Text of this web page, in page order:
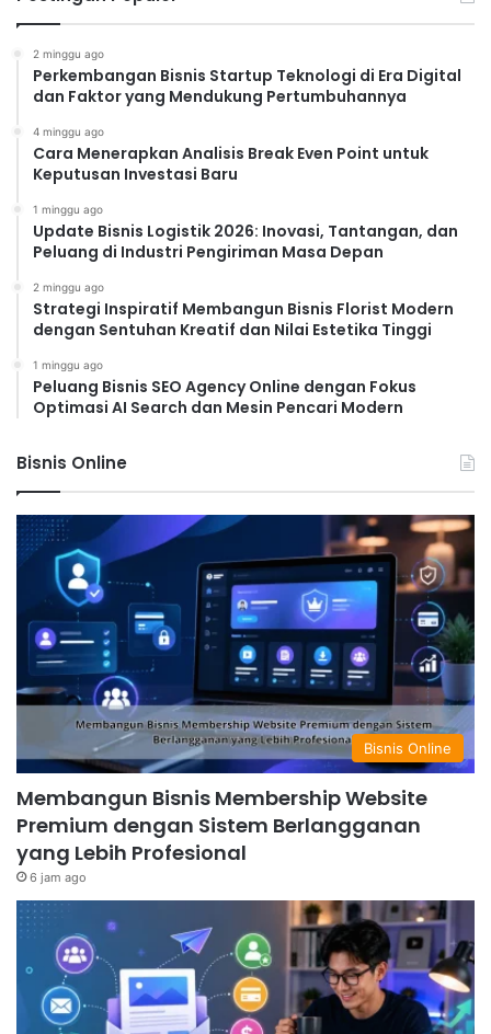
2 minggu ago
Perkembangan Bisnis Startup Teknologi di Era Digital
dan Faktor yang Mendukung Pertumbuhannya
4 minggu ago
Cara Menerapkan Analisis Break Even Point untuk
Keputusan Investasi Baru
1 minggu ago
Update Bisnis Logistik 2026: Inovasi, Tantangan, dan
Peluang di Industri Pengiriman Masa Depan
2 minggu ago
Strategi Inspiratif Membangun Bisnis Florist Modern
dengan Sentuhan Kreatif dan Nilai Estetika Tinggi
1 minggu ago
Peluang Bisnis SEO Agency Online dengan Fokus
Optimasi AI Search dan Mesin Pencari Modern
Bisnis Online
Bisnis Online
Membangun Bisnis Membership Website
Premium dengan Sistem Berlangganan
yang Lebih Profesional
6 jam ago